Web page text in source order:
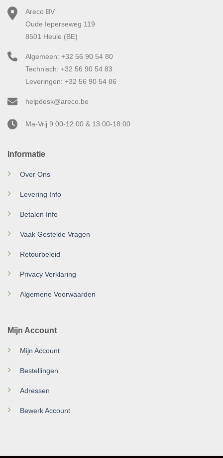
Informatie
Over Ons
Levering Info
Betalen Info
Vaak Gestelde Vragen
Retourbeleid
Privacy Verklaring
Algemene Voorwaarden
Mijn Account
Mijn Account
Bestellingen
Adressen
Bewerk Account
Areco BV
Oude Ieperseweg 119
8501 Heule (BE)
Algemeen: +32 56 90 54 80
Technisch: +32 56 90 54 83
Leveringen: +32 56 90 54 86
helpdesk@areco.be
Ma-Vrij 9:00-12:00 & 13:00-18:00